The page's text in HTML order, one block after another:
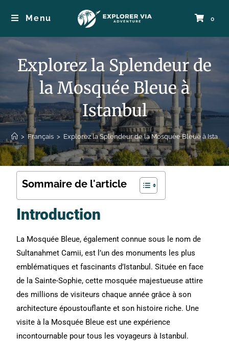
Menu 0
Explorez la Splendeur de
la Mosquée Bleue à
Istanbul
> Français > Explorez la Splendeur de la Mosquée Bleue à
Sommaire de l'article
Introduction
La Mosquée Bleue, également connue sous le nom de
Sultanahmet Camii, est l’un des monuments les plus
emblématiques et fascinants d’Istanbul. Située en face
de la Sainte-Sophie, cette mosquée majestueuse attire
des millions de visiteurs chaque année grâce à son
architecture époustouflante et son histoire riche. Une
visite à la Mosquée Bleue est une expérience
incontournable pour tous les voyageurs à Istanbul.